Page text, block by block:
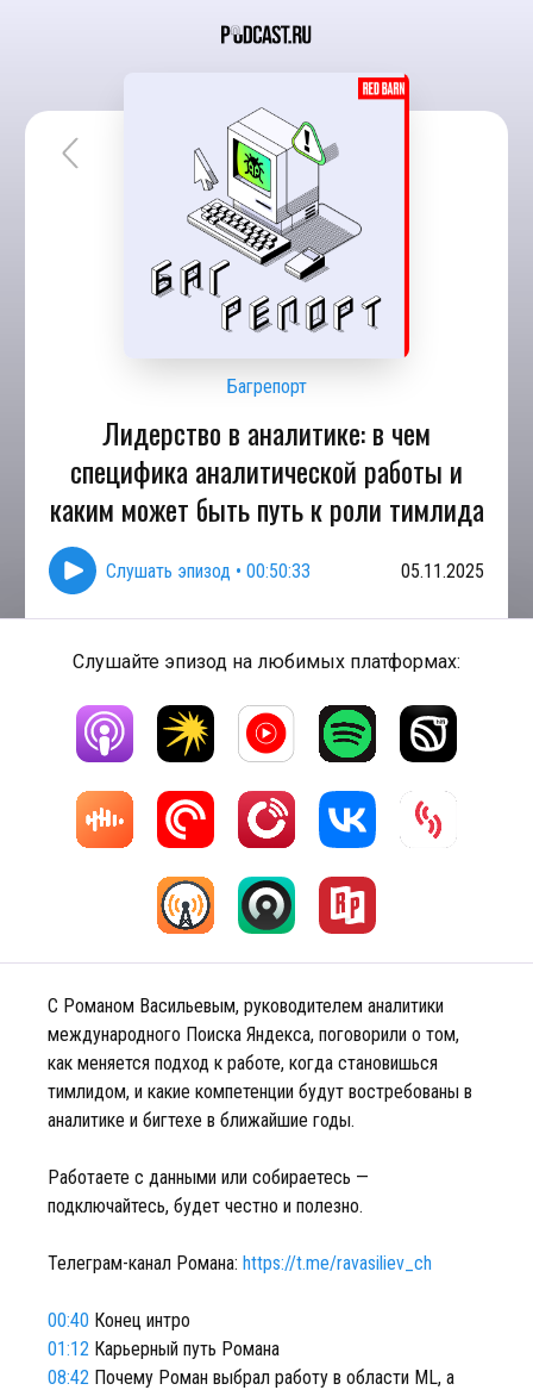
Багрепорт
Лидерство в аналитике: в чем
специфика аналитической работы и
каким может быть путь к роли тимлида
Слушать эпизод • 00:50:33 05.11.2025
Слушайте эпизод на любимых платформах:
С Романом Васильевым, руководителем аналитики
международного Поиска Яндекса, поговорили о том,
как меняется подход к работе, когда становишься
тимлидом, и какие компетенции будут востребованы в
аналитике и бигтехе в ближайшие годы.
Работаете с данными или собираетесь —
подключайтесь, будет честно и полезно.
Телеграм-канал Романа: https://t.me/ravasiliev_ch
00:40 Конец интро
01:12 Карьерный путь Романа
08:42 Почему Роман выбрал работу в области ML, а